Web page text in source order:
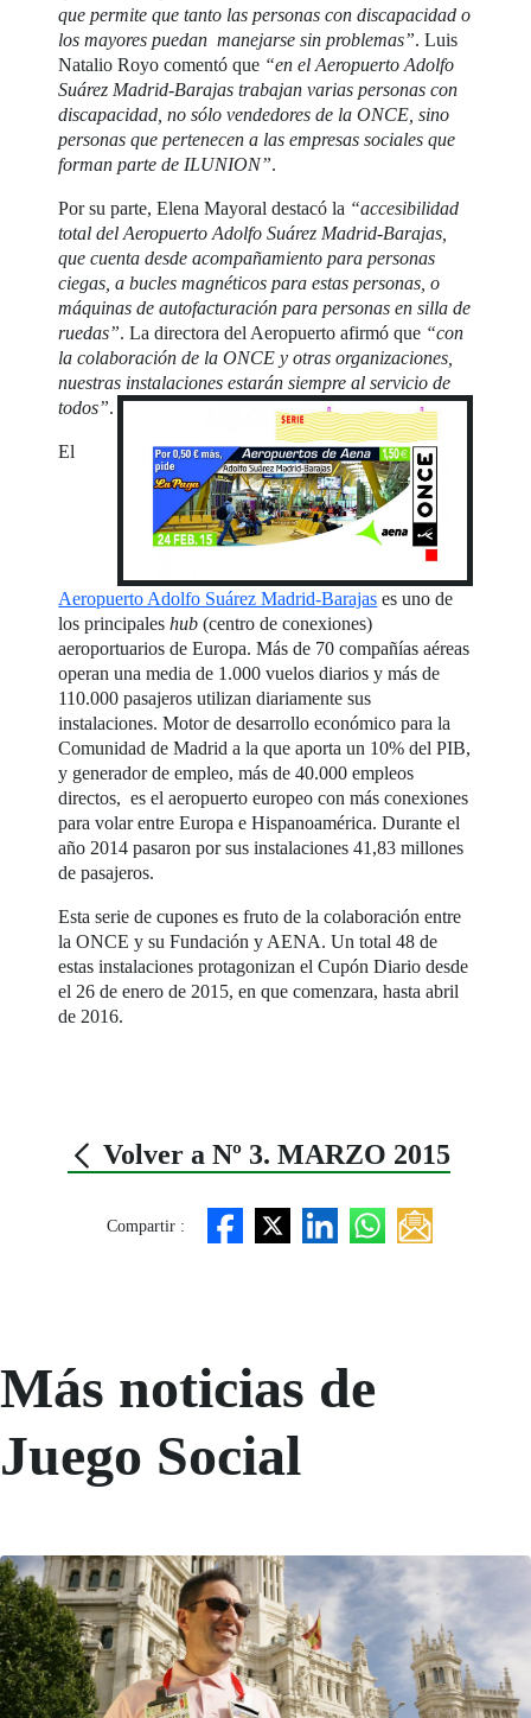
que permite que tanto las personas con discapacidad o
los mayores puedan manejarse sin problemas”. Luis
Natalio Royo comentó que “en el Aeropuerto Adolfo
Suárez Madrid-Barajas trabajan varias personas con
discapacidad, no sólo vendedores de la ONCE, sino
personas que pertenecen a las empresas sociales que
forman parte de ILUNION”.
Por su parte, Elena Mayoral destacó la “accesibilidad
total del Aeropuerto Adolfo Suárez Madrid-Barajas,
que cuenta desde acompañamiento para personas
ciegas, a bucles magnéticos para estas personas, o
máquinas de autofacturación para personas en silla de
ruedas”. La directora del Aeropuerto afirmó que “con
la colaboración de la ONCE y otras organizaciones,
nuestras instalaciones estarán siempre al servicio de
todos”.
El
Aeropuerto Adolfo Suárez Madrid-Barajas es uno de
los principaleshub (centro de conexiones)
aeroportuarios de Europa. Más de 70 compañías aéreas
operan una media de 1.000 vuelos diarios y más de
110.000 pasajeros utilizan diariamente sus
instalaciones. Motor de desarrollo económico para la
Comunidad de Madrid a la que aporta un 10% del PIB,
y generador de empleo, más de 40.000 empleos
directos, es el aeropuerto europeo con más conexiones
para volar entre Europa e Hispanoamérica. Durante el
año 2014 pasaron por sus instalaciones 41,83 millones
de pasajeros.
Esta serie de cupones es fruto de la colaboración entre
la ONCE y su Fundación y AENA. Un total 48 de
estas instalaciones protagonizan el Cupón Diario desde
el 26 de enero de 2015, en que comenzara, hasta abril
de 2016.
Volver a Nº 3. MARZO 2015
Compartir :
Más noticias de
Juego Social